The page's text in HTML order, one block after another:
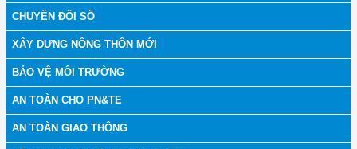
CHUYỂN ĐỔI SỐ
XÂY DỰNG NÔNG THÔN MỚI
BẢO VỆ MÔI TRƯỜNG
AN TOÀN CHO PN&TE
AN TOÀN GIAO THÔNG